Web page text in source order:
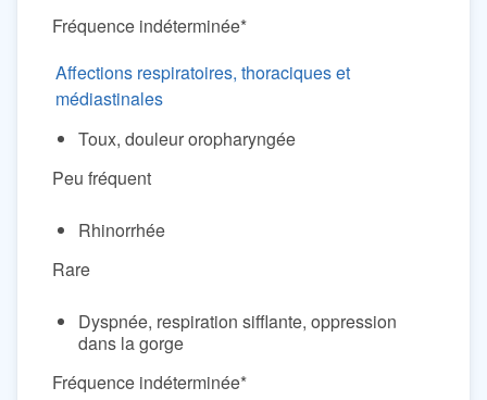
Fréquence indéterminée*
Affections respiratoires, thoraciques et
médiastinales
Toux, douleur oropharyngée
Peu fréquent
Rhinorrhée
Rare
Dyspnée, respiration sifflante, oppression
dans la gorge
Fréquence indéterminée*